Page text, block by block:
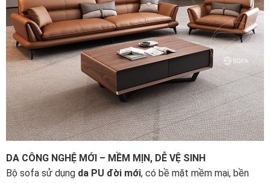
DA CÔNG NGHỆ MỚI – MỀM MỊN, DỄ VỆ SINH
Bộ sofa sử dụng da PU đời mới, có bề mặt mềm mại, bền